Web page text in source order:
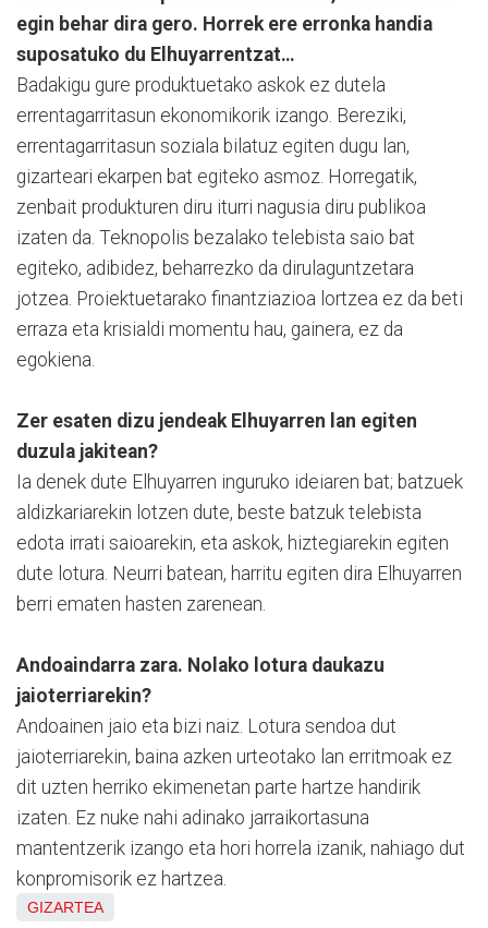
egin behar dira gero. Horrek ere erronka handia
suposatuko du Elhuyarrentzat…
Badakigu gure produktuetako askok ez dutela
errentagarritasun ekonomikorik izango. Bereziki,
errentagarritasun soziala bilatuz egiten dugu lan,
gizarteari ekarpen bat egiteko asmoz. Horregatik,
zenbait produkturen diru iturri nagusia diru publikoa
izaten da. Teknopolis bezalako telebista saio bat
egiteko, adibidez, beharrezko da dirulaguntzetara
jotzea. Proiektuetarako finantziazioa lortzea ez da beti
erraza eta krisialdi momentu hau, gainera, ez da
egokiena.
Zer esaten dizu jendeak Elhuyarren lan egiten
duzula jakitean?
Ia denek dute Elhuyarren inguruko ideiaren bat; batzuek
aldizkariarekin lotzen dute, beste batzuk telebista
edota irrati saioarekin, eta askok, hiztegiarekin egiten
dute lotura. Neurri batean, harritu egiten dira Elhuyarren
berri ematen hasten zarenean.
Andoaindarra zara. Nolako lotura daukazu
jaioterriarekin?
Andoainen jaio eta bizi naiz. Lotura sendoa dut
jaioterriarekin, baina azken urteotako lan erritmoak ez
dit uzten herriko ekimenetan parte hartze handirik
izaten. Ez nuke nahi adinako jarraikortasuna
mantentzerik izango eta hori horrela izanik, nahiago dut
konpromisorik ez hartzea.
GIZARTEA